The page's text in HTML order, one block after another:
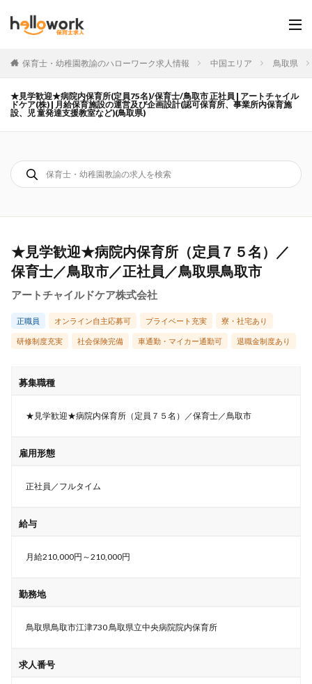
保育士・幼稚園教諭のハローワーク求人情報 中国エリア 鳥取県
★見学歓迎★病院内保育所(定員75名)/保育士/鳥取市 正社員 | アートチャイル
ドケア(株) | 月給保育施設の運営及び企画設計(認可保育所、事業所内保育施
設、児 童発達支援教室など)(鳥取県)
★見学歓迎★病院内保育所（定員７５名）／
保育士／鳥取市／正社員／鳥取県鳥取市
アートチャイルドケア株式会社
正職員 オンライン自主応募可 プライベート充実 寮・社宅あり
研修制度充実 社会保険完備 車通勤・マイカー通勤可 退職金制度あり
募集職種
★見学歓迎★病院内保育所（定員７５名）／保育士／鳥取市
雇用形態
正社員／フルタイム
給与
月給210,000円～210,000円
勤務地
鳥取県鳥取市江津730 鳥取県立中央病院院内保育所
求人番号